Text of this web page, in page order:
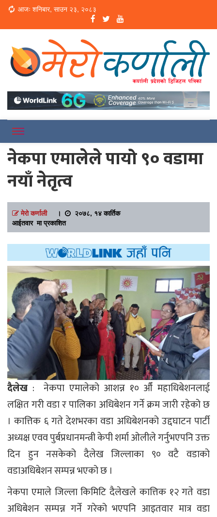
Loading...
आजः शनिबार, साउन २३, २०८३
Merokarnali
नेकपा एमालेले पायो ९० वडामा
नयाँ नेतृत्व
मेरो कर्णाली।
२०७८, १४ कार्तिक
आईतवार मा प्रकाशित
दैलेख : नेकपा एमालेको आशन्न १० औँ महाधिबेशनलाई
लक्षित गरी वडा र पालिका अधिबेशन गर्ने क्रम जारी रहेको छ
। कात्तिक ६ गते देशभरका वडा अधिबेशनको उद्दघाटन पार्टी
अध्यक्ष एवव पुर्बप्रधानमन्त्री केपी शर्मा ओलीले गर्नुभएपनि उक्त
दिन हुन नसकेको दैलेख जिल्लाका ९० वटै वडाको
वडाअधिबेशन सम्पन्न भएको छ ।
नेकपा एमाले जिल्ला किमिटि दैलेखले कात्तिक १२ गते वडा
अधिबेशन सम्पन्न गर्ने गरेको भएपनि आइतवार मात्र वडा